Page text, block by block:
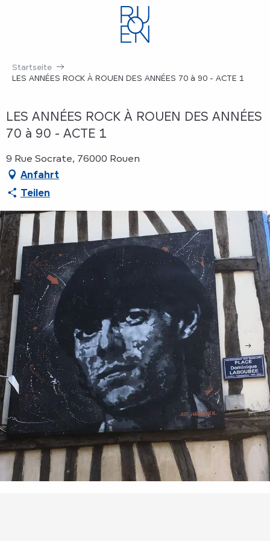
Startseite
LES ANNÉES ROCK À ROUEN DES ANNÉES 70 à 90 - ACTE 1
LES ANNÉES ROCK À ROUEN DES ANNÉES
70 à 90 - ACTE 1
9 Rue Socrate, 76000 Rouen
Anfahrt
Teilen